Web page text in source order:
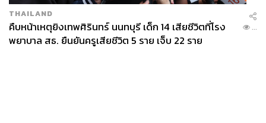
ทางครั้งนี้ มีเป้าหมายเพื่อออกแบบแพ็กเกจให้กับนักท่องเที่ยว
กลุ่มพรีเมียม ที่มองหาความสงบและประสบการณ์ท่องเที่ยว
เชิงธรรมชาติ
THAILAND
คืบหน้าเหตุยิงเทพศิรินทร์ นนทบุรี เด็ก 14 เสียชีวิตที่โรง
พยาบาล สธ. ยืนยันครูเสียชีวิต 5 ราย เจ็บ 22 ราย
...